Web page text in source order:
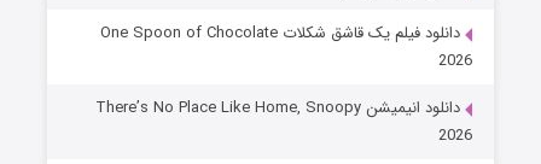
دانلود فیلم یک قاشق شکلات One Spoon of Chocolate
2026
دانلود انیمیشن There’s No Place Like Home, Snoopy
2026